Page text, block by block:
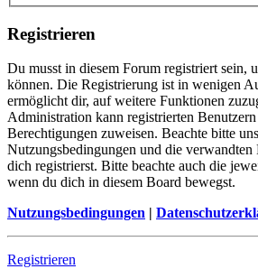
Registrieren
Du musst in diesem Forum registriert sein,
können. Die Registrierung ist in wenigen
ermöglicht dir, auf weitere Funktionen
Administration kann registrierten
Berechtigungen zuweisen. Beachte bitte
Nutzungsbedingungen und die verwandten
dich registrierst. Bitte beachte auch die
wenn du dich in diesem Board bewegst.
Nutzungsbedingungen |
Registrieren